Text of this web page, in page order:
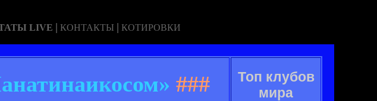
LIVE | КОНТАКТЫ | КОТИРОВКИ
###
Топ клубов
мира